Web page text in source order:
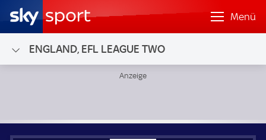
Menü
ENGLAND, EFL LEAGUE TWO